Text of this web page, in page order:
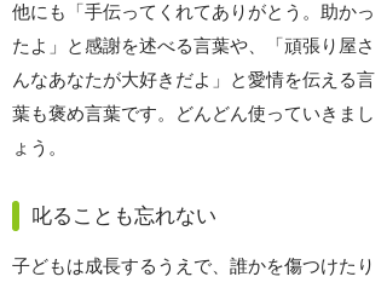
他にも「手伝ってくれてありがとう。助かっ
たよ」と感謝を述べる言葉や、「頑張り屋さ
んなあなたが大好きだよ」と愛情を伝える言
葉も褒め言葉です。どんどん使っていきまし
ょう。
叱ることも忘れない
子どもは成長するうえで、誰かを傷つけたり